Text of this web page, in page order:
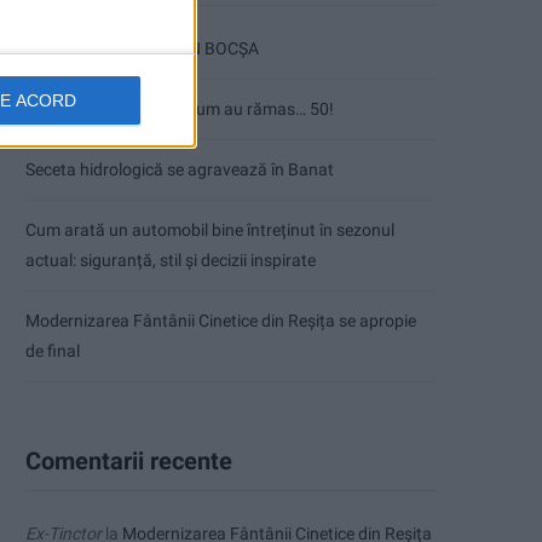
ACORD
ANUNŢ OPRIRE APĂ ÎN BOCȘA
Înainte au fost 44 și-acum au rămas… 50!
Seceta hidrologică se agravează în Banat
Cum arată un automobil bine întreținut în sezonul
actual: siguranță, stil și decizii inspirate
Modernizarea Fântânii Cinetice din Reșița se apropie
de final
Comentarii recente
Ex-Tinctorla Modernizarea Fântânii Cinetice din Reșița